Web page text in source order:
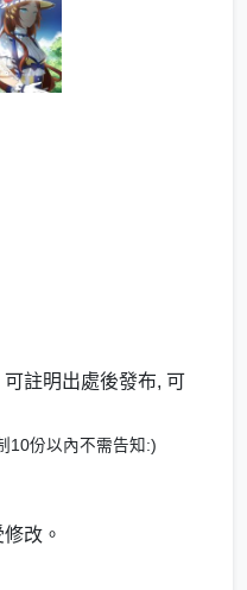
註明出處後發布, 可
10份以內不需告知:)
改。